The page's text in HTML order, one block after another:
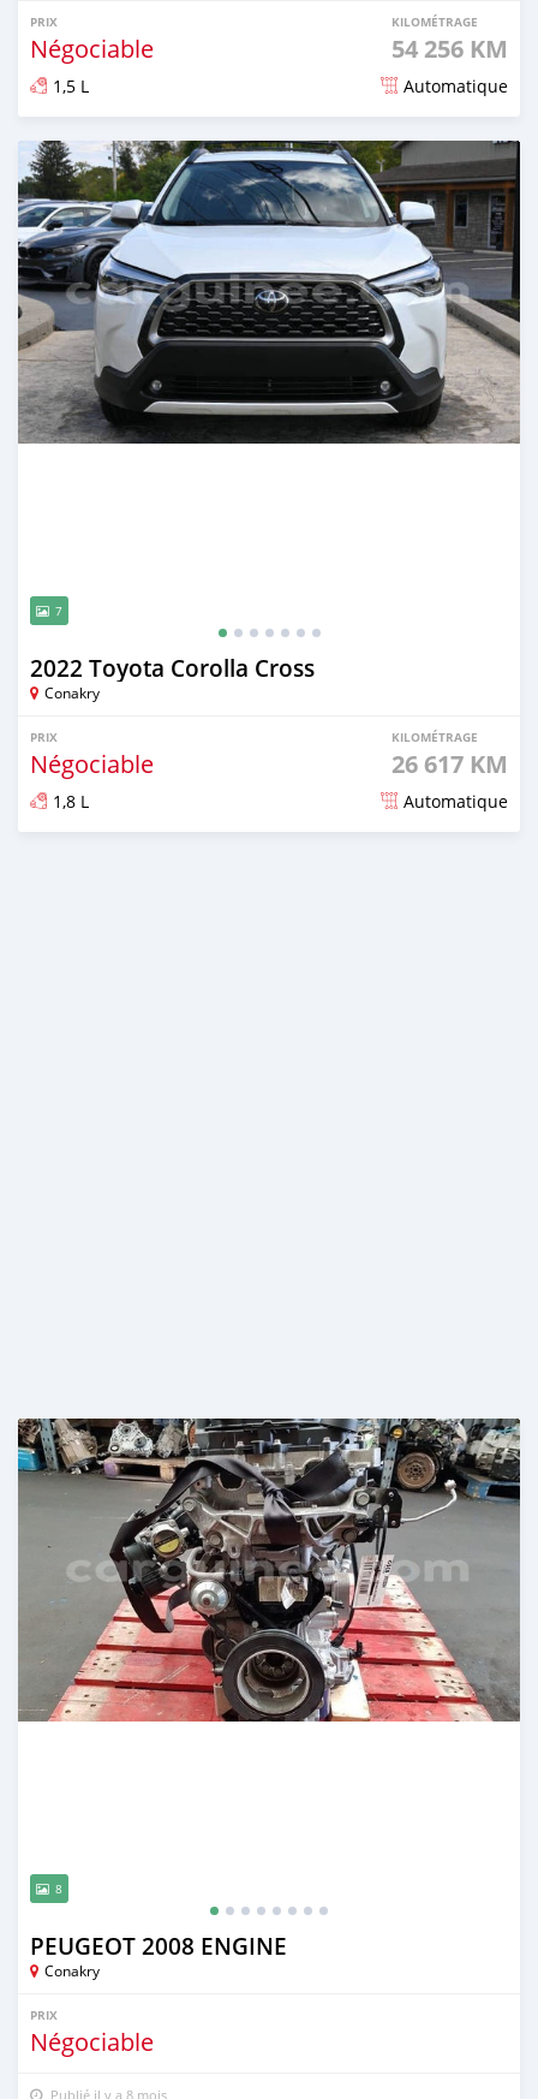
PRIX
Négociable
KILOMÉTRAGE
54 256 KM
1,5 L Automatique
Publié il y a 8 mois
7
2022 Toyota Corolla Cross
Conakry
PRIX
Négociable
KILOMÉTRAGE
26 617 KM
1,8 L Automatique
8
PEUGEOT 2008 ENGINE
Conakry
PRIX
Négociable
Publié il y a 8 mois